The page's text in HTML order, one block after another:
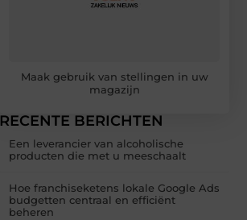
Maak gebruik van stellingen in uw
magazijn
RECENTE BERICHTEN
Een leverancier van alcoholische
producten die met u meeschaalt
Hoe franchiseketens lokale Google Ads
budgetten centraal en efficiënt
beheren